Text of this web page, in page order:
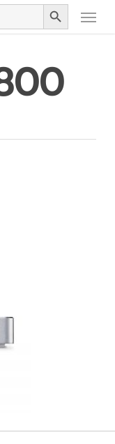
Search Button Menu